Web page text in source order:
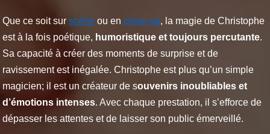
Que ce soit surscène ou enclose-up, la magie de Christophe
est à la fois poétique, humoristique et toujours percutante.
Sa capacité à créer des moments de surprise et de
ravissement est inégalée. Christophe est plus qu’un simple
magicien; il est un créateur de souvenirs inoubliables et
d’émotions intenses. Avec chaque prestation, il s’efforce de
dépasser les attentes et de laisser son public émerveillé.